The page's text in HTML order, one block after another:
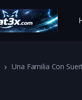
Una Familia Con